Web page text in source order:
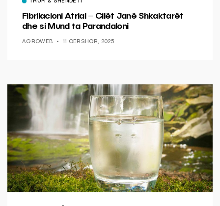
TRUPI & SHËNDETI
Fibrilacioni Atrial – Cilët Janë Shkaktarët
dhe si Mund ta Parandaloni
AGROWEB 11 QERSHOR, 2025